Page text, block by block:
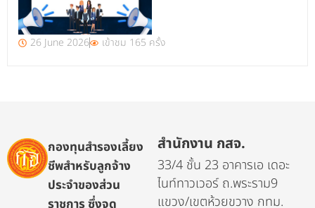
26 June 2026 เข้าชม 165 ครั้ง
กองทุนสำรองเลี้ยง
ชีพสำหรับลูกจ้าง
ประจำของส่วน
ราชการ ซึ่งจด
สำนักงาน กสจ.
33/4 ชั้น 23 อาคารเอ เดอะ
ไนท์ทาวเวอร์ ถ.พระราม9
แขวง/เขตห้วยขวาง กทม.